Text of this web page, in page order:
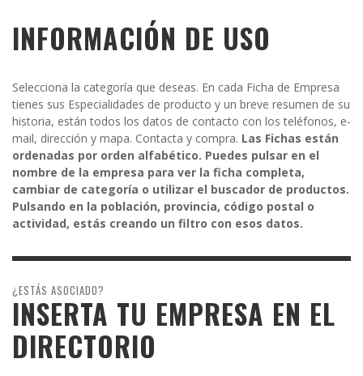
INFORMACIÓN DE USO
Selecciona la categoría que deseas. En cada Ficha de Empresa
tienes sus Especialidades de producto y un breve resumen de su
historia, están todos los datos de contacto con los teléfonos, e-
mail, dirección y mapa. Contacta y compra. Las Fichas están
ordenadas por orden alfabético. Puedes pulsar en el
nombre de la empresa para ver la ficha completa,
cambiar de categoría o utilizar el buscador de productos.
Pulsando en la población, provincia, código postal o
actividad, estás creando un filtro con esos datos.
¿ESTÁS ASOCIADO?
INSERTA TU EMPRESA EN EL
DIRECTORIO